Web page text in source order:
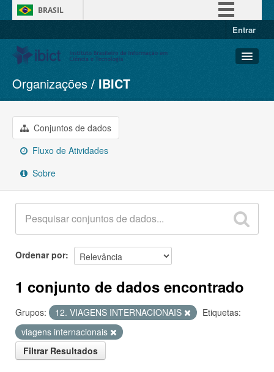
BRASIL
Entrar
Conjuntos de dados
Organizações
Grupos
Sobre
Organizações IBICT
Conjuntos de dados
Fluxo de Atividades
Sobre
Ordenar por
1 conjunto de dados encontrado
Grupos: 12. VIAGENS INTERNACIONAIS
Etiquetas:
viagens internacionais
Filtrar Resultados